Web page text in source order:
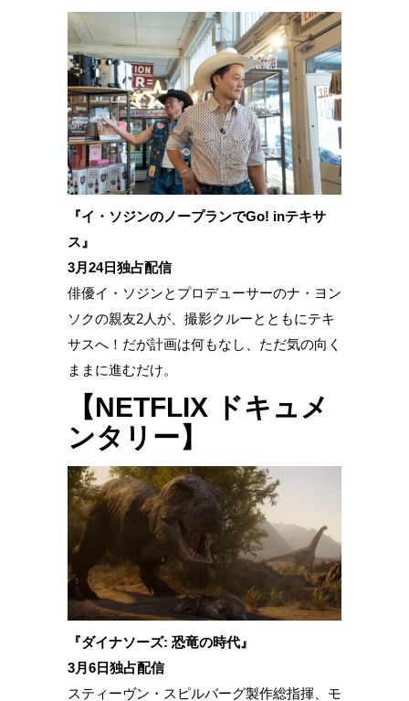
『イ・ソジンのノープランでGo! inテキサ
ス』
3月24日独占配信
俳優イ・ソジンとプロデューサーのナ・ヨン
ソクの親友2人が、撮影クルーとともにテキ
サスへ！だが計画は何もなし、ただ気の向く
ままに進むだけ。
【NETFLIX ドキュメ
ンタリー】
『ダイナソーズ: 恐竜の時代』
3月6日独占配信
スティーヴン・スピルバーグ製作総指揮、モ